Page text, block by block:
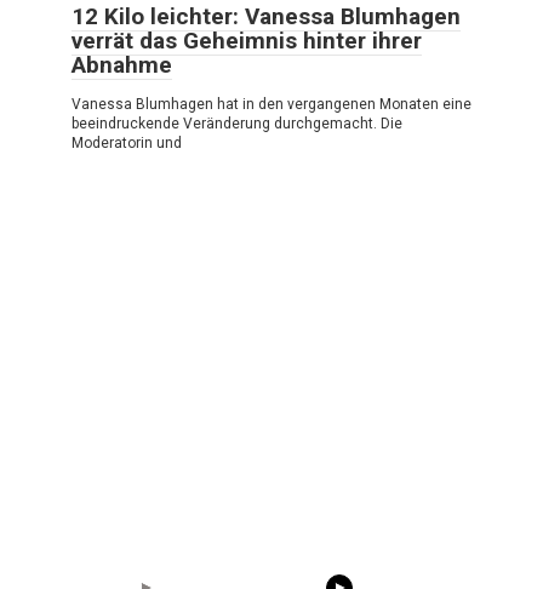
12 Kilo leichter: Vanessa Blumhagen
verrät das Geheimnis hinter ihrer
Abnahme
Vanessa Blumhagen hat in den vergangenen Monaten eine
beeindruckende Veränderung durchgemacht. Die
Moderatorin und